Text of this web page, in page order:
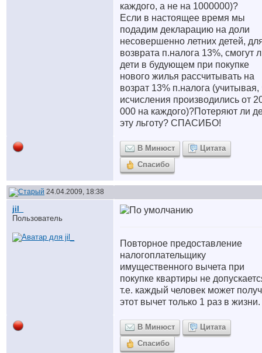
каждого, а не на 1000000)?
Если в настоящее время мы
подадим декларацию на доли
несовершенно летних детей,
возврата п.налога 13%, смогут
дети в будующем при покупке
нового жилья рассчитывать на
возрат 13% п.налога (учитывая,
исчисления производились от
000 на каждого)?Потеряют ли
эту льготу? СПАСИБО!
В Минюст
Цитата
Спасибо
24.04.2009, 18:38
jil_
Пользователь
Повторное предоставление
налогоплательщику
имущественного вычета при
покупке квартиры не
т.е. каждый человек может
этот вычет только 1 раз в жизни.
В Минюст
Цитата
Спасибо